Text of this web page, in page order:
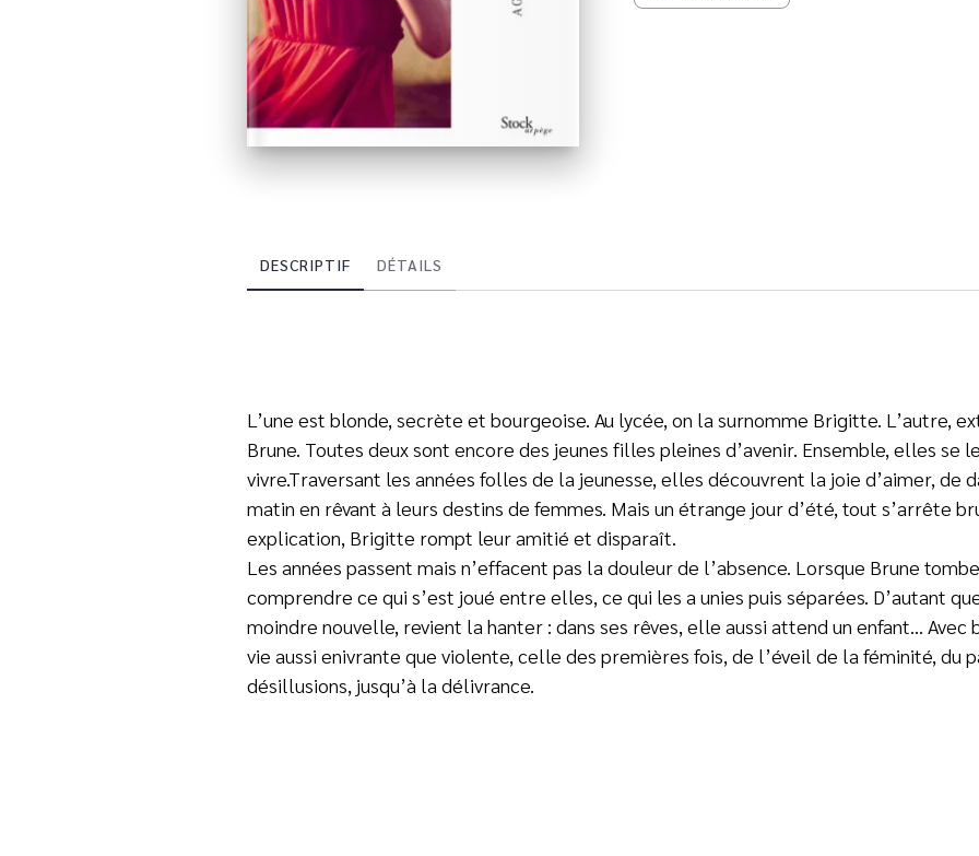
DESCRIPTIF DÉTAILS
L’une est blonde, secrète et bourgeoise. Au lycée, on la surnomme Brigitte. L’autre,
Brune. Toutes deux sont encore des jeunes filles pleines d’avenir. Ensemble, elles
vivre.Traversant les années folles de la jeunesse, elles découvrent la joie d’aimer, de
matin en rêvant à leurs destins de femmes. Mais un étrange jour d’été, tout s’arrête
explication, Brigitte rompt leur amitié et disparaît.
Les années passent mais n’effacent pas la douleur de l’absence. Lorsque Brune
comprendre ce qui s’est joué entre elles, ce qui les a unies puis séparées. D’autant
moindre nouvelle, revient la hanter : dans ses rêves, elle aussi attend un enfant… Avec
vie aussi enivrante que violente, celle des premières fois, de l’éveil de la féminité, du
désillusions, jusqu’à la délivrance.